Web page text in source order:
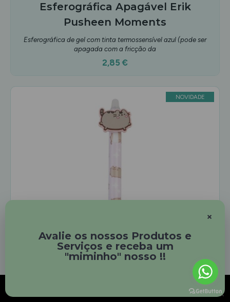
Esferográfica Apagável Erik
Pusheen Moments
Esferográfica de gel com tinta termossensível azul (pode ser
apagada com a fricção da
2,85 €
NOVIDADE
×
Avalie os nossos Produtos e
Serviços e receba um
"miminho" nosso !!
Usamos cookies para garantir a melhor experiência no nosso site. Ao prosseguir está a
Saiba mais sobre o×